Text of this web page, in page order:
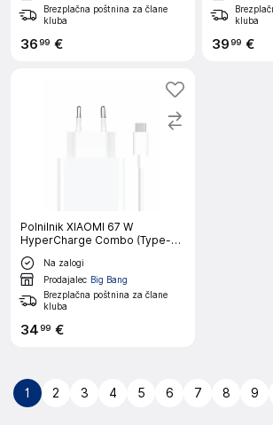
Brezplačna poštnina za člane
kluba
3699 €
kluba
3999 €
Polnilnik XIAOMI 67 W
HyperCharge Combo (Type-A)
EU
Na zalogi
Prodajalec Big Bang
Brezplačna poštnina za člane
kluba
3499 €
1 2 3 4 5 6 7 8 9